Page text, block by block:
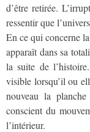
d’être retirée.
ressentir que
En ce qui concerne
apparaît dans sa
la suite de
visible lorsqu’il ou
nouveau la
conscient du
l’intérieur.